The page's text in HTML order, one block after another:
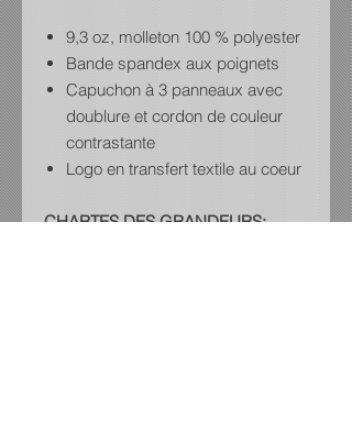
9,3 oz, molleton 100 % polyester
Bande spandex aux poignets
Capuchon à 3 panneaux avec
doublure et cordon de couleur
contrastante
Logo en transfert textile au coeur
CHARTES DES GRANDEURS: